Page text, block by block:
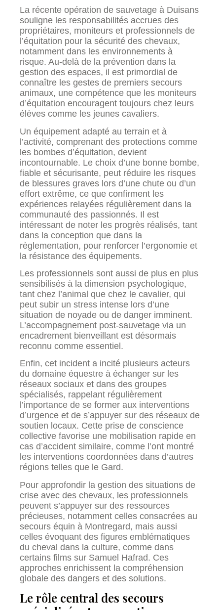
La récente opération de sauvetage à Duisans
souligne les responsabilités accrues des
propriétaires, moniteurs et professionnels de
l’équitation pour la sécurité des chevaux,
notamment dans les environnements à
risque. Au-delà de la prévention dans la
gestion des espaces, il est primordial de
connaître les gestes de premiers secours
animaux, une compétence que les moniteurs
d’équitation encouragent toujours chez leurs
élèves comme les jeunes cavaliers.
Un équipement adapté au terrain et à
l’activité, comprenant des protections comme
les bombes d’équitation, devient
incontournable. Le choix d’une bonne bombe,
fiable et sécurisante, peut réduire les risques
de blessures graves lors d’une chute ou d’un
effort extrême, ce que confirment les
expériences relayées régulièrement dans la
communauté des passionnés. Il est
intéressant de noter les progrès réalisés, tant
dans la conception que dans la
règlementation, pour renforcer l’ergonomie et
la résistance des équipements.
Les professionnels sont aussi de plus en plus
sensibilisés à la dimension psychologique,
tant chez l’animal que chez le cavalier, qui
peut subir un stress intense lors d’une
situation de noyade ou de danger imminent.
L’accompagnement post-sauvetage via un
encadrement bienveillant est désormais
reconnu comme essentiel.
Enfin, cet incident a incité plusieurs acteurs
du domaine équestre à échanger sur les
réseaux sociaux et dans des groupes
spécialisés, rappelant régulièrement
l’importance de se former aux interventions
d’urgence et de s’appuyer sur des réseaux de
soutien locaux. Cette prise de conscience
collective favorise une mobilisation rapide en
cas d’accident similaire, comme l’ont montré
les interventions coordonnées dans d’autres
régions telles que le Gard.
Pour approfondir la gestion des situations de
crise avec des chevaux, les professionnels
peuvent s’appuyer sur des ressources
précieuses, notamment celles consacrées au
secours équin à Montregard, mais aussi
celles évoquant des figures emblématiques
du cheval dans la culture, comme dans
certains films sur Samuel Hafrad. Ces
approches enrichissent la compréhension
globale des dangers et des solutions.
Le rôle central des secours